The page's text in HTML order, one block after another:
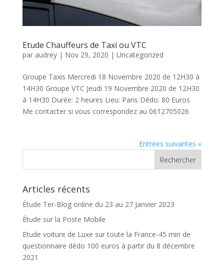
Etude Chauffeurs de Taxi ou VTC
par audrey| Nov 29, 2020 | Uncategorized
Groupe Taxis Mercredi 18 Novembre 2020 de 12H30 à
14H30 Groupe VTC Jeudi 19 Novembre 2020 de 12H30
à 14H30 Durée: 2 heures Lieu: Paris Dédo: 80 Euros
Me contacter si vous correspondez au 0612705026
Entrées suivantes »
Articles récents
Étude Ter-Blog online du 23 au 27 Janvier 2023
Étude sur la Poste Mobile
Etude voiture de Luxe sur toute la France-45 min de
questionnaire dédo 100 euros à partir du 8 décembre
2021